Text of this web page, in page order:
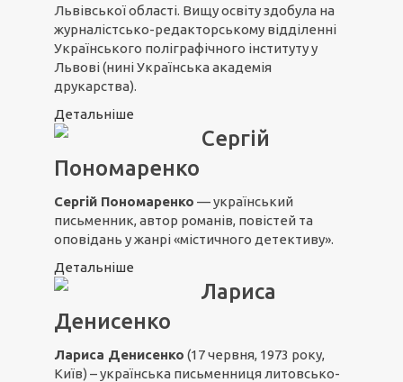
Львівської області. Вищу освіту здобула на
журналістсько-редакторському відділенні
Українського поліграфічного інституту у
Львові (нині Українська академія
друкарства).
Детальніше
Сергій
Пономаренко
Сергій Пономаренко — український
письменник, автор романів, повістей та
оповідань у жанрі «містичного детективу».
Детальніше
Лариса
Денисенко
Лариса Денисенко (17 червня, 1973 року,
Київ) – українська письменниця литовсько-